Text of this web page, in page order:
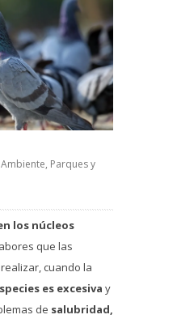
Parques y
los núcleos
que las
cuando la
es excesiva y
de salubridad,